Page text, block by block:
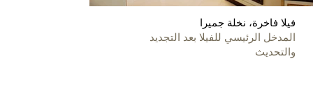
فيلا فاخرة، نخلة جميرا
المدخل الرئيسي للفيلا بعد التجديد
والتحديث